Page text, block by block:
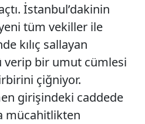
İstanbul’dakinin
tüm vekiller ile
kılıç sallayan
bir umut cümlesi
çiğniyor.
girişindeki caddede
mücahitlikten